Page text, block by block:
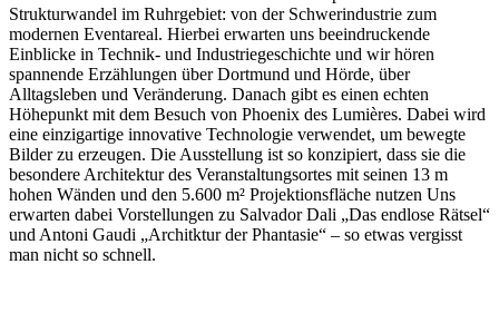
Strukturwandel im Ruhrgebiet: von der Schwerindustrie zum
modernen Eventareal. Hierbei erwarten uns beeindruckende
Einblicke in Technik- und Industriegeschichte und wir hören
spannende Erzählungen über Dortmund und Hörde, über
Alltagsleben und Veränderung. Danach gibt es einen echten
Höhepunkt mit dem Besuch von Phoenix des Lumières. Dabei wird
eine einzigartige innovative Technologie verwendet, um bewegte
Bilder zu erzeugen. Die Ausstellung ist so konzipiert, dass sie die
besondere Architektur des Veranstaltungsortes mit seinen 13 m
hohen Wänden und den 5.600 m² Projektionsfläche nutzen Uns
erwarten dabei Vorstellungen zu Salvador Dali „Das endlose Rätsel“
und Antoni Gaudi „Architktur der Phantasie“ – so etwas vergisst
man nicht so schnell.